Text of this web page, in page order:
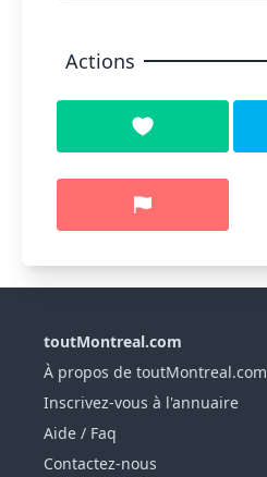
Actions
toutMontreal.com
À propos de toutMontreal.com
Inscrivez-vous à l'annuaire
Aide / Faq
Contactez-nous